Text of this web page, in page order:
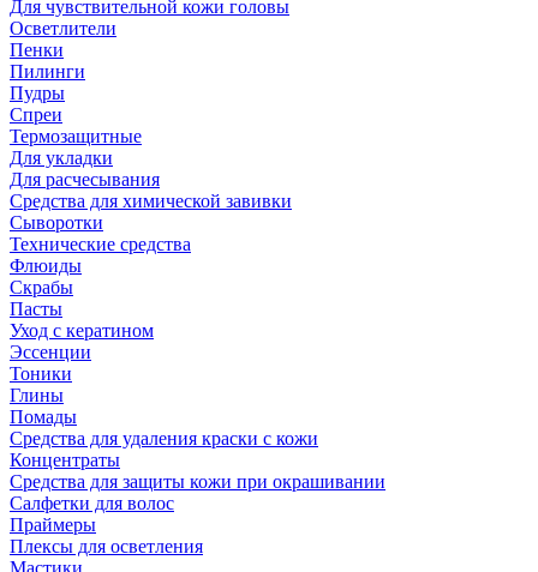
Для чувствительной кожи головы
Осветлители
Пенки
Пилинги
Пудры
Спреи
Термозащитные
Для укладки
Для расчесывания
Средства для химической завивки
Сыворотки
Технические средства
Флюиды
Скрабы
Пасты
Уход с кератином
Эссенции
Тоники
Глины
Помады
Средства для удаления краски с кожи
Концентраты
Средства для защиты кожи при окрашивании
Салфетки для волос
Праймеры
Плексы для осветления
Мастики